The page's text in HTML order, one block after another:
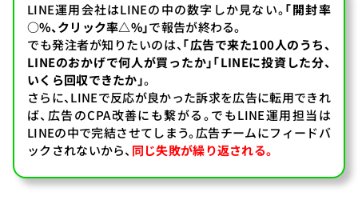
LINE運用会社はLINEの中の数字しか見ない。「開封率
○%、クリック率△%」で報告が終わる。
でも発注者が知りたいのは、「広告で来た100人のうち、
LINEのおかげで何人が買ったか」「LINEに投資した分、
いくら回収できたか」。
さらに、LINEで反応が良かった訴求を広告に転用できれ
ば、広告のCPA改善にも繋がる。でもLINE運用担当は
LINEの中で完結させてしまう。広告チームにフィードバ
ックされないから、 同じ失敗が繰り返される。